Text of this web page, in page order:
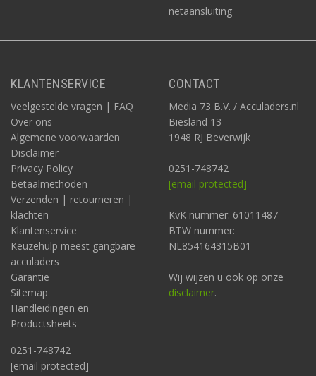
netaansluiting
KLANTENSERVICE
Veelgestelde vragen | FAQ
Over ons
Algemene voorwaarden
Disclaimer
Privacy Policy
Betaalmethoden
Verzenden | retourneren |
klachten
Klantenservice
Keuzehulp meest gangbare
acculaders
Garantie
Sitemap
Handleidingen en
Productsheets
0251-748742
[email protected]
CONTACT
Media 73 B.V. / Acculaders.nl
Biesland 13
1948 RJ Beverwijk
0251-748742
[email protected]
KvK nummer: 61011487
BTW nummer:
NL854164315B01
Wij wijzen u ook op onze
disclaimer.